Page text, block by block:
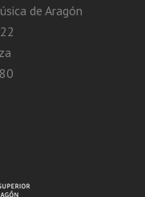
de Aragón